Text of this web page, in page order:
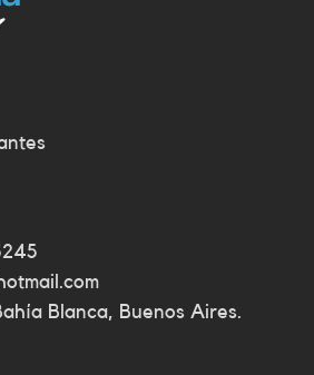
Blanca, Buenos Aires.